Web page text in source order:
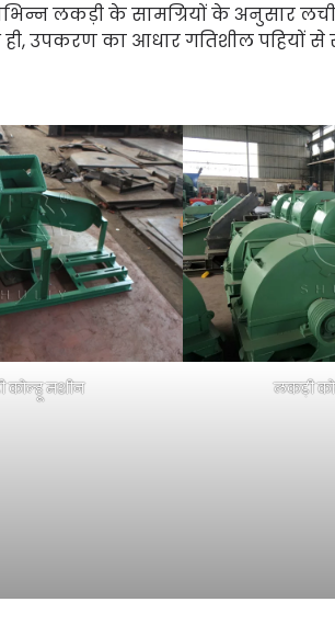
लकड़ी के सामग्रियों के अनुसार
उपकरण का आधार गतिशील पहियों से
कोल्हू मशीन लकड़ी